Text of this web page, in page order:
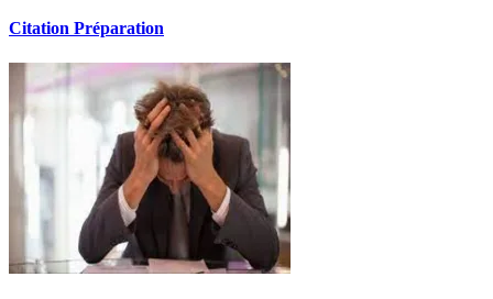
Citation Préparation